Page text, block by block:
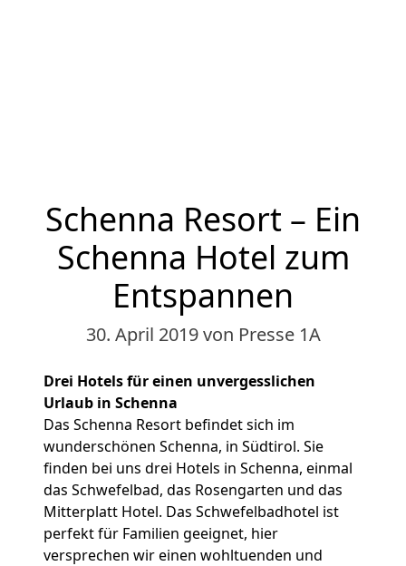
Schenna Resort – Ein
Schenna Hotel zum
Entspannen
30. April 2019von Presse 1A
Drei Hotels für einen unvergesslichen
Urlaub in Schenna
Das Schenna Resort befindet sich im
wunderschönen Schenna, in Südtirol. Sie
finden bei uns drei Hotels in Schenna, einmal
das Schwefelbad, das Rosengarten und das
Mitterplatt Hotel. Das Schwefelbadhotel ist
perfekt für Familien geeignet, hier
versprechen wir einen wohltuenden und